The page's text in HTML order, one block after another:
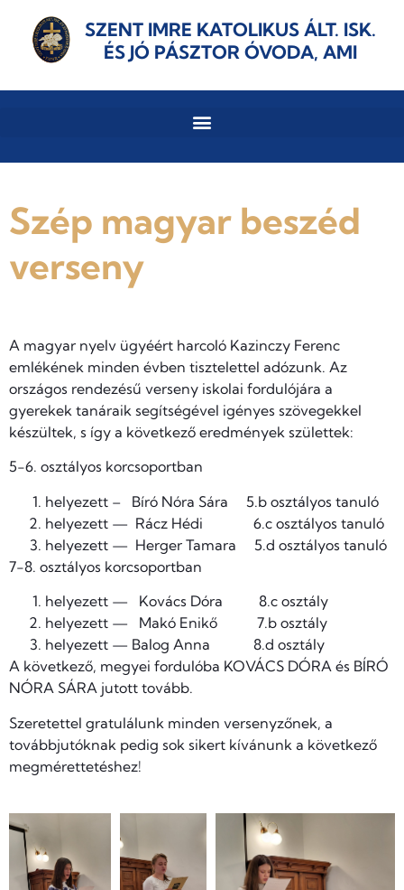
SZENT IMRE KATOLIKUS ÁLT. ISK.
ÉS JÓ PÁSZTOR ÓVODA, AMI
Szép magyar beszéd
verseny
A magyar nyelv ügyéért harcoló Kazinczy Ferenc
emlékének minden évben tisztelettel adózunk. Az
országos rendezésű verseny iskolai fordulójára a
gyerekek tanáraik segítségével igényes szövegekkel
készültek, s így a következő eredmények születtek:
5-6. osztályos korcsoportban
helyezett – Bíró Nóra Sára 5.b osztályos tanuló
helyezett — Rácz Hédi 6.c osztályos tanuló
helyezett — Herger Tamara 5.d osztályos tanuló
7-8. osztályos korcsoportban
helyezett — Kovács Dóra 8.c osztály
helyezett — Makó Enikő 7.b osztály
helyezett — Balog Anna 8.d osztály
A következő, megyei fordulóba KOVÁCS DÓRA és BÍRÓ
NÓRA SÁRA jutott tovább.
Szeretettel gratulálunk minden versenyzőnek, a
továbbjutóknak pedig sok sikert kívánunk a következő
megmérettetéshez!